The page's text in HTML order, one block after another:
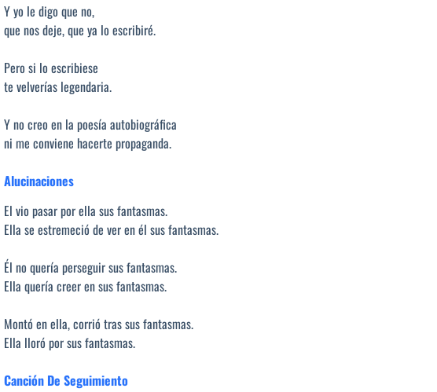
Y yo le digo que no,
que nos deje, que ya lo escribiré.
Pero si lo escribiese
te velverías legendaria.
Y no creo en la poesía autobiográfica
ni me conviene hacerte propaganda.
Alucinaciones
El vio pasar por ella sus fantasmas.
Ella se estremeció de ver en él sus fantasmas.
Él no quería perseguir sus fantasmas.
Ella quería creer en sus fantasmas.
Montó en ella, corrió tras sus fantasmas.
Ella lloró por sus fantasmas.
Canción De Seguimiento